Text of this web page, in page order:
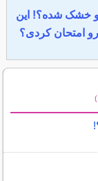
خشک شده؟! این
امتحان کردی؟